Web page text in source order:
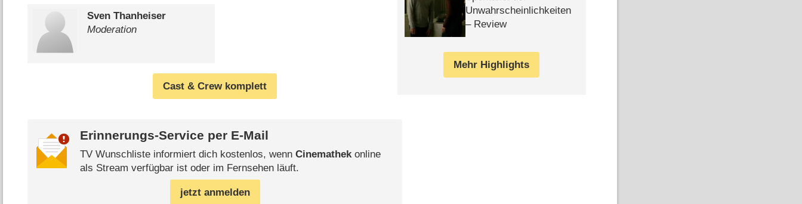
Sven Thanheiser
Moderation
Cast & Crew komplett
Erinnerungs-Service per E-Mail
TV Wunschliste informiert dich kostenlos, wenn Cinemathekonline
als Stream verfügbar ist oder im Fernsehen läuft.
jetzt anmelden
Unwahrscheinlichkeiten
– Review
Mehr Highlights